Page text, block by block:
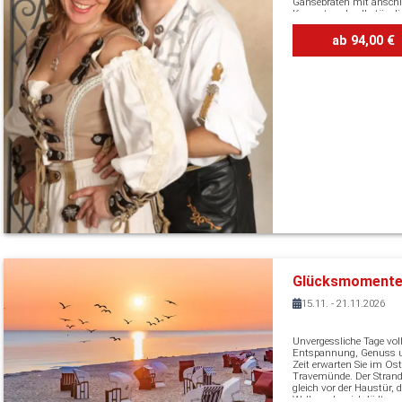
Konzert und
„Salzataler“. Nach
stimmungsvoller
genießen Sie in
ab 94,00 €
der Ostsee
15.11. - 21.11.2026
Unvergessliche Tage
Entspannung, Genuss
Zeit erwarten Sie im
Travemünde. Der
gleich vor der Haustür,
Wellnessbereich lädt